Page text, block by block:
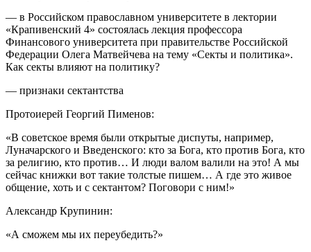
— в Российском православном университете в лектории
«Крапивенский 4» состоялась лекция профессора
Финансового университета при правительстве Российской
Федерации Олега Матвейчева на тему «Секты и политика».
Как секты влияют на политику?
— признаки сектантства
Протоиерей Георгий Пименов:
«В советское время были открытые диспуты, например,
Луначарского и Введенского: кто за Бога, кто против Бога, кто
за религию, кто против… И люди валом валили на это! А мы
сейчас книжки вот такие толстые пишем… А где это живое
общение, хоть и с сектантом? Поговори с ним!»
Александр Крупинин:
«А сможем мы их переубедить?»